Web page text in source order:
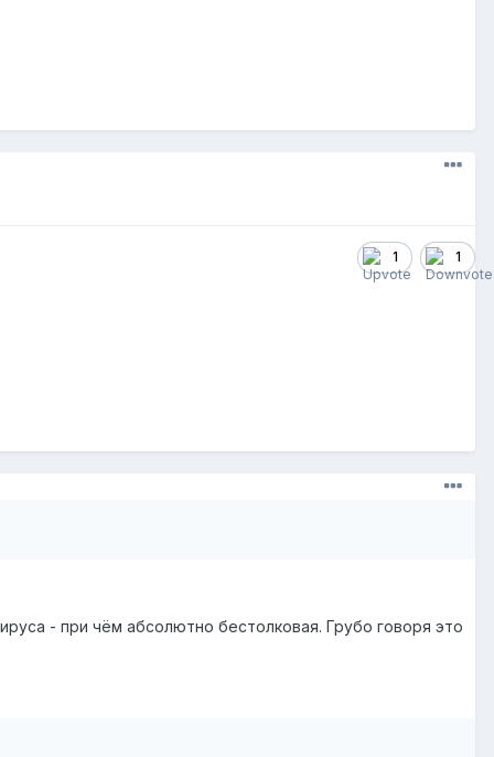
1 1
- при чём абсолютно бестолковая. Грубо говоря это